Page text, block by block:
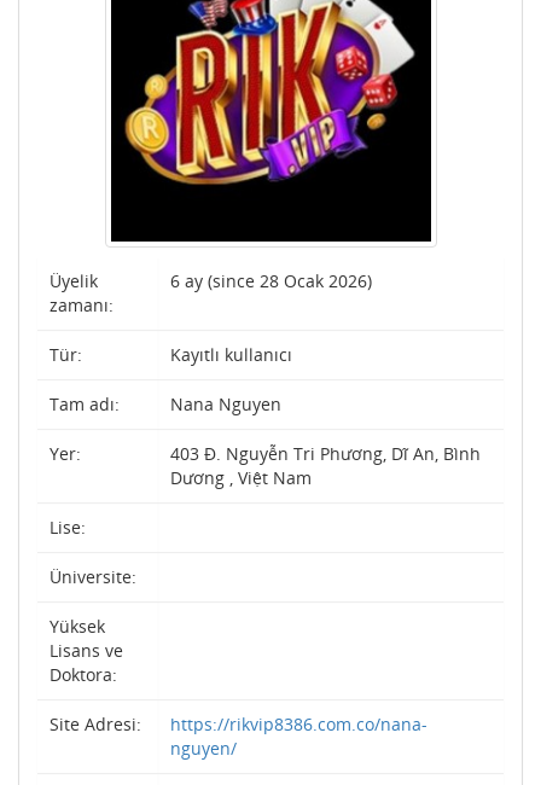
Üyelik
zamanı:
6 ay (since 28 Ocak 2026)
Tür: Kayıtlı kullanıcı
Tam adı: Nana Nguyen
Yer:
403 Đ. Nguyễn Tri Phương, Dĩ An, Bình
Dương , Việt Nam
Lise:
Üniversite:
Yüksek
Lisans ve
Doktora:
Site Adresi:
https://rikvip8386.com.co/nana-
nguyen/